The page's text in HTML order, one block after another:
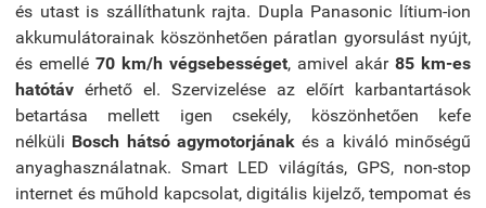
és utast is szállíthatunk rajta. Dupla Panasonic lítium-ion
akkumulátorainak köszönhetően páratlan gyorsulást nyújt,
és emellé 70 km/h végsebességet, amivel akár 85 km-es
hatótáv érhető el. Szervizelése az előírt karbantartások
betartása mellett igen csekély, köszönhetően kefe
nélküli Bosch hátsó agymotorjánakés a kiváló minőségű
anyaghasználatnak. Smart LED világítás, GPS, non-stop
internet és műhold kapcsolat, digitális kijelző, tempomat és